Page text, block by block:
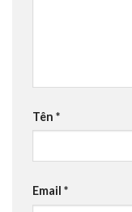
Tên *
Email *